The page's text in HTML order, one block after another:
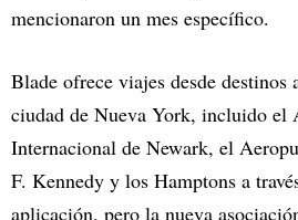
mencionaron un mes específico.
Blade ofrece viajes desde destinos
ciudad de Nueva York, incluido el
Internacional de Newark, el
F. Kennedy y los Hamptons a
aplicación, pero la nueva